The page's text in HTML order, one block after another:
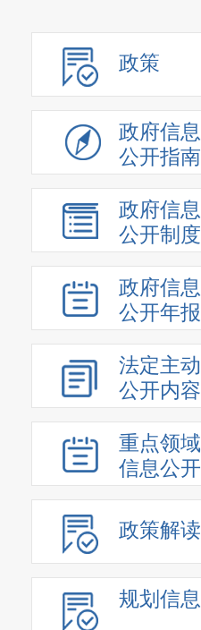
政策
政府信息
公开指南
政府信息
公开制度
政府信息
公开年报
法定主动
公开内容
重点领域
信息公开
政策解读
规划信息